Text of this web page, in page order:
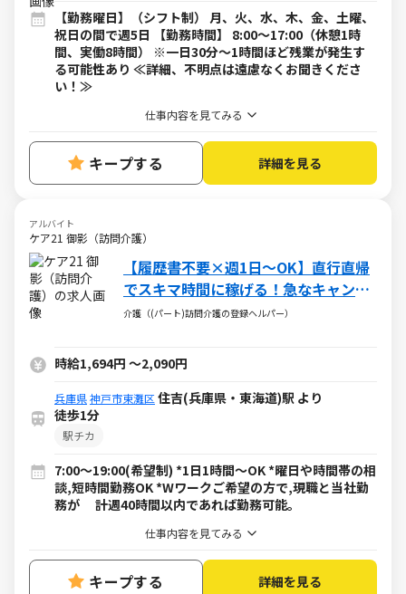
【勤務曜日】（シフト制） 月、火、水、木、金、土曜、
祝日の間で週5日 【勤務時間】 8:00～17:00（休憩1時
間、実働8時間） ※一日30分～1時間ほど残業が発生す
る可能性あり ≪詳細、不明点は遠慮なくお聞きくださ
い！≫
仕事内容を見てみる
キープする 詳細を見る
アルバイト
ケア21 御影（訪問介護）
【履歴書不要×週1日～OK】直行直帰
でスキマ時間に稼げる！急なキャンセ
ルも手当有！定年無し！
介護（(パート)訪問介護の登録ヘルパー）
時給1,694円 ～2,090円
兵庫県神戸市東灘区 住吉(兵庫県・東海道)駅 より
徒歩1分
駅チカ
7:00～19:00(希望制) *1日1時間～OK *曜日や時間帯の相
談,短時間勤務OK *Wワークご希望の方で,現職と当社勤
務が 計週40時間以内であれば勤務可能。
仕事内容を見てみる
キープする 詳細を見る